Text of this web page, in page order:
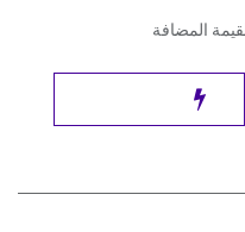
المضافة